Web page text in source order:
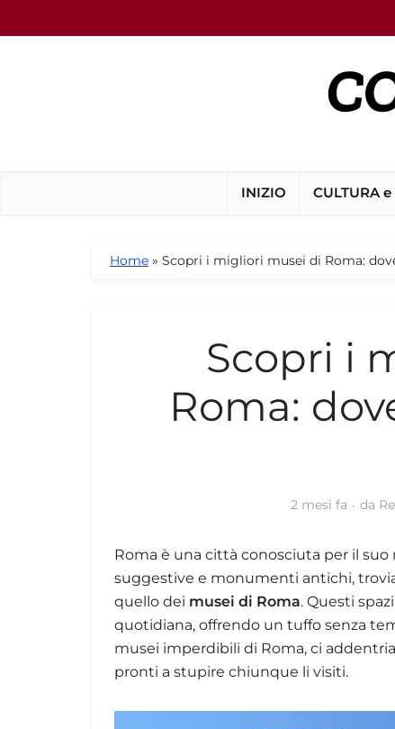
INIZIO CULTURA
Home » Scopri i migliori musei di Roma:
Scopri i
Roma:
2 mesi fa da
Roma è una città conosciuta per il
suggestive e monumenti antichi,
quello dei musei di Roma. Questi
quotidiana, offrendo un tuffo senza
musei imperdibili di Roma, ci
pronti a stupire chiunque li visiti.